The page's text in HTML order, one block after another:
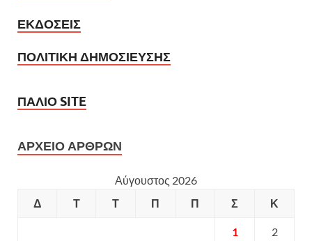
ΕΚΔΟΣΕΙΣ
ΠΟΛΙΤΙΚΗ ΔΗΜΟΣΙΕΥΣΗΣ
ΠΑΛΙΟ SITE
ΑΡΧΕΙΟ ΑΡΘΡΩΝ
Αύγουστος 2026
Δ
Τ Τ Π Π Σ Κ
1 2